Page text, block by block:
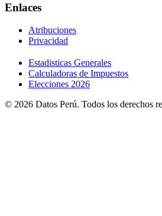
Enlaces
Atribuciones
Privacidad
Estadisticas Generales
Calculadoras de Impuestos
Elecciones 2026
© 2026 Datos Perú. Todos los derechos